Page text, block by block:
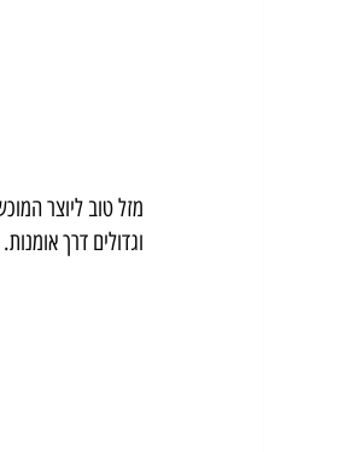
וגדולים דרך אומנות.